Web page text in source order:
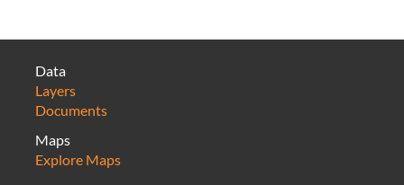
Data
Layers
Documents
Maps
Explore Maps